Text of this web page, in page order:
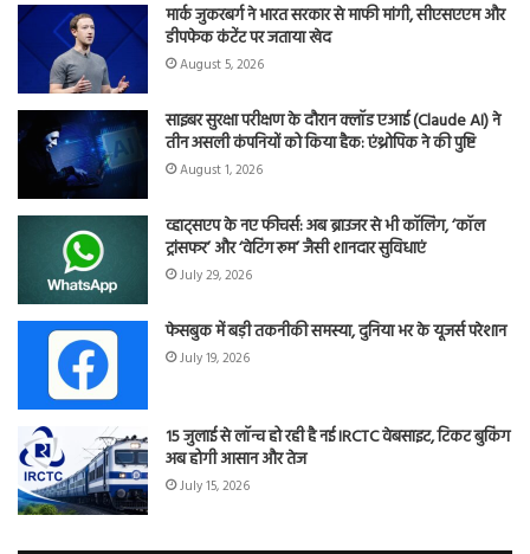
मार्क जुकरबर्ग ने भारत सरकार से माफी मांगी, सीएसएएम और
डीपफेक कंटेंट पर जताया खेद
August 5, 2026
साइबर सुरक्षा परीक्षण के दौरान क्लॉड एआई (Claude AI) ने
तीन असली कंपनियों को किया हैक: एंथ्रोपिक ने की पुष्टि
August 1, 2026
व्हाट्सएप के नए फीचर्स: अब ब्राउजर से भी कॉलिंग, ‘कॉल
ट्रांसफर’ और ‘वेटिंग रूम’ जैसी शानदार सुविधाएं
July 29, 2026
फेसबुक में बड़ी तकनीकी समस्या, दुनिया भर के यूजर्स परेशान
July 19, 2026
15 जुलाई से लॉन्च हो रही है नई IRCTC वेबसाइट, टिकट बुकिंग
अब होगी आसान और तेज
July 15, 2026